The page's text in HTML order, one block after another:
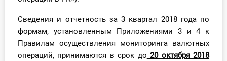
Сведения и отчетность за 3 квартал 2018 года по
формам, установленным Приложениями 3 и 4 к
Правилам осуществления мониторинга валютных
операций, принимаются в срок до 20 октября 2018